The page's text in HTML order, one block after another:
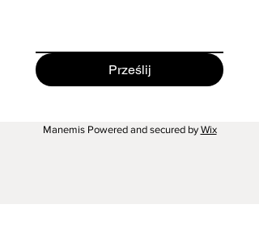
Prześlij
Manemis Powered and secured by Wix